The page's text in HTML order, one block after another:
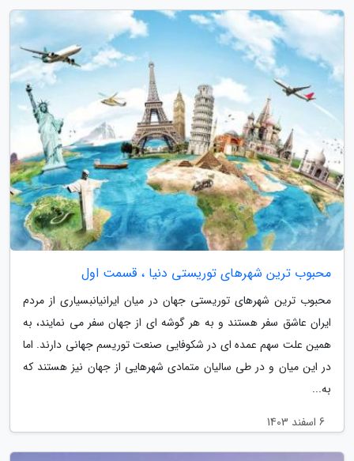
محبوب ترین شهرهای توریستی دنیا ، قسمت اول
محبوب ترین شهرهای توریستی جهان در میان ایرانیانبسیاری از مردم
ایران عاشق سفر هستند و به هر گوشه ای از جهان سفر می نمایند، به
همین علت سهم عمده ای در شکوفایی صنعت توریسم جهانی دارند. اما
در این میان و در طی سالیان متمادی شهرهایی از جهان نیز هستند که
به...
6 اسفند 1403